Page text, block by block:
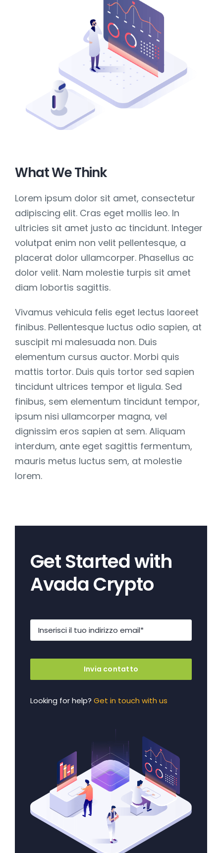
What We Think
Lorem ipsum dolor sit amet, consectetur
adipiscing elit. Cras eget mollis leo. In
ultricies sit amet justo ac tincidunt. Integer
volutpat enim non velit pellentesque, a
placerat dolor ullamcorper. Phasellus ac
dolor velit. Nam molestie turpis sit amet
diam lobortis sagittis.
Vivamus vehicula felis eget lectus laoreet
finibus. Pellentesque luctus odio sapien, at
suscipit mi malesuada non. Duis
elementum cursus auctor. Morbi quis
mattis tortor. Duis quis tortor sed sapien
tincidunt ultrices tempor et ligula. Sed
finibus, sem elementum tincidunt tempor,
ipsum nisi ullamcorper magna, vel
dignissim eros sapien at sem. Aliquam
interdum, ante eget sagittis fermentum,
mauris metus luctus sem, at molestie
lorem.
Get Started with
Avada Crypto
Invia contatto
Looking for help?Get in touch with us